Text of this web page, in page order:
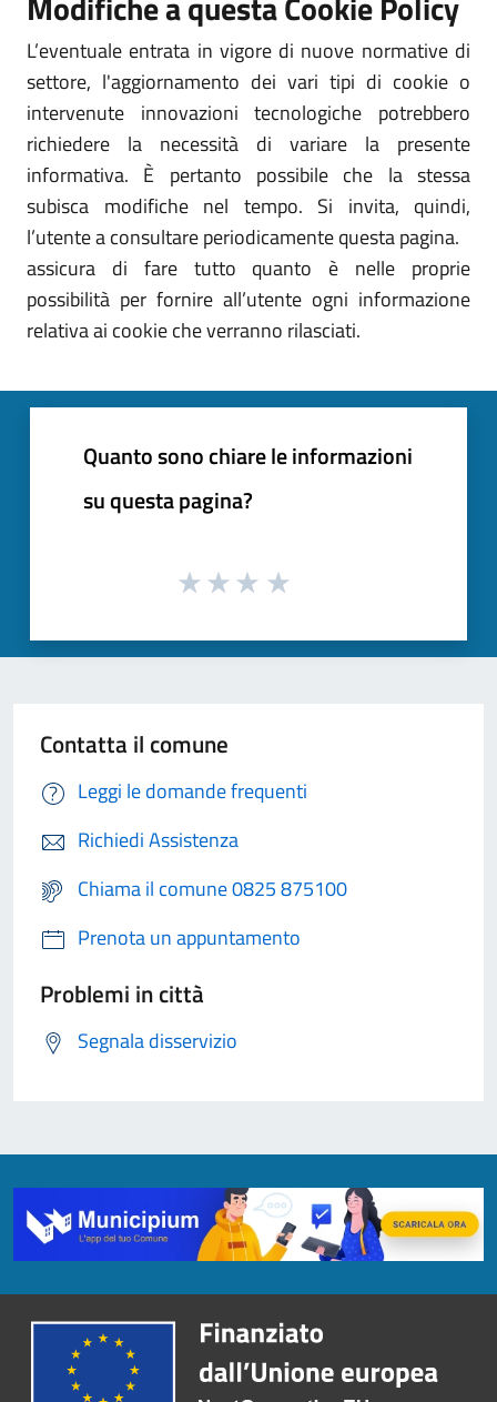
L’eventuale entrata in vigore di nuove normative di
settore, l'aggiornamento dei vari tipi di cookie o
intervenute innovazioni tecnologiche potrebbero
richiedere la necessità di variare la presente
informativa. È pertanto possibile che la stessa
subisca modifiche nel tempo. Si invita, quindi,
l’utente a consultare periodicamente questa pagina.
assicura di fare tutto quanto è nelle proprie
possibilità per fornire all’utente ogni informazione
relativa ai cookie che verranno rilasciati.
Quanto sono chiare le informazioni
su questa pagina?
Contatta il comune
Leggi le domande frequenti
Richiedi Assistenza
Chiama il comune 0825 875100
Prenota un appuntamento
Problemi in città
Segnala disservizio